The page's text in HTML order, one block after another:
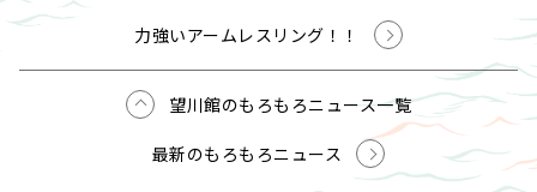
力強いアームレスリング！！
望川館のもろもろニュース一覧
最新のもろもろニュース